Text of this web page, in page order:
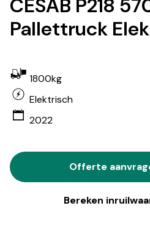
CESAB P218
Pallettruck
1800kg
Elektrisch
2022
Offerte
Bereken